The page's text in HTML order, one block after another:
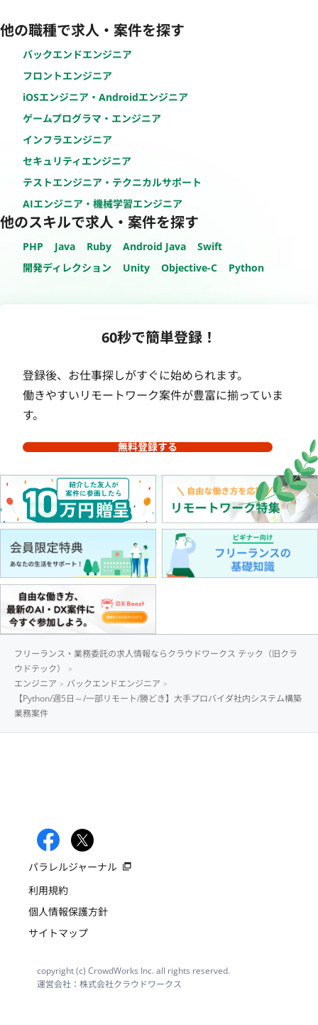
他の職種で求人・案件を探す
バックエンドエンジニア
フロントエンジニア
iOSエンジニア・Androidエンジニア
ゲームプログラマ・エンジニア
インフラエンジニア
セキュリティエンジニア
テストエンジニア・テクニカルサポート
AIエンジニア・機械学習エンジニア
他のスキルで求人・案件を探す
PHP Java Ruby Android Java
Swift
開発ディレクション
Unity Objective-C Python
60秒で簡単登録！
登録後、お仕事探しがすぐに始められます。
働きやすいリモートワーク案件が豊富に揃っていま
す。
無料登録する
フリーランス・業務委託の求人情報ならクラウドワークス テック（旧クラ
ウドテック）
エンジニア
バックエンドエンジニア
【Python/週5日～/一部リモート/勝どき】大手プロバイダ社内システム構築
業務案件
パラレルジャーナル
利用規約
個人情報保護方針
サイトマップ
copyright (c) CrowdWorks Inc. all rights reserved.
運営会社：株式会社クラウドワークス